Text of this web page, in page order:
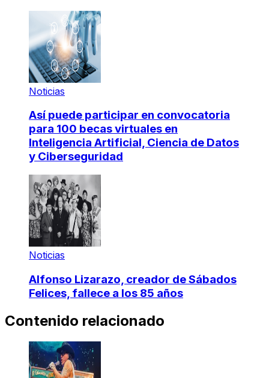
Noticias
Así puede participar en convocatoria
para 100 becas virtuales en
Inteligencia Artificial, Ciencia de Datos
y Ciberseguridad
Noticias
Alfonso Lizarazo, creador de Sábados
Felices, fallece a los 85 años
Contenido relacionado